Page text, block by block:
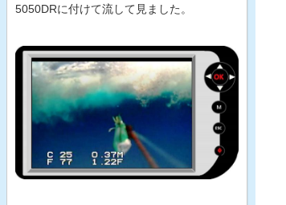
5050DRに付けて流して見ました。